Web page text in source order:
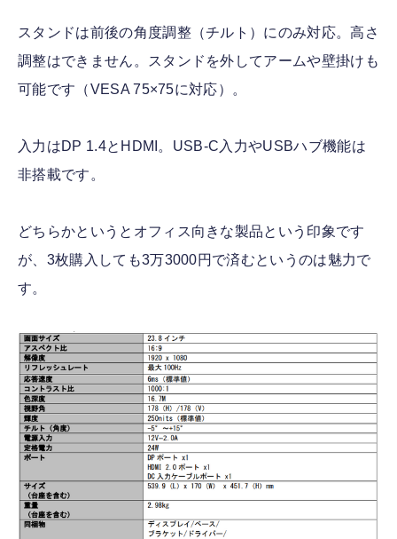
スタンドは前後の角度調整（チルト）にのみ対応。高さ
調整はできません。スタンドを外してアームや壁掛けも
可能です（VESA 75×75に対応）。
入力はDP 1.4とHDMI。USB-C入力やUSBハブ機能は
非搭載です。
どちらかというとオフィス向きな製品という印象です
が、3枚購入しても3万3000円で済むというのは魅力で
す。